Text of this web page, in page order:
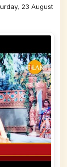
23 August